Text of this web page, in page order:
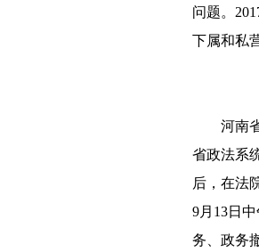
问题。
下属和私
河南
省政法系
后，在法
9月13日
务、政务